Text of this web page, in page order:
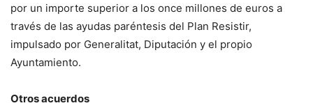
por un importe superior a los once millones de euros a
través de las ayudas paréntesis del Plan Resistir,
impulsado por Generalitat, Diputación y el propio
Ayuntamiento.
Otros acuerdos